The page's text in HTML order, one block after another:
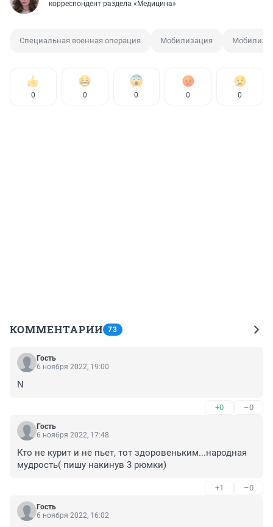
корреспондент раздела «Медицина»
Специальная военная операция Мобилизация
0 0 0 0 0
КОММЕНТАРИИ 73
Гость
6 ноября 2022, 19:00
N
+0 –0
Гость
6 ноября 2022, 17:48
Кто не курит и не пьет, тот здоровеньким...народная
мудрость( пишу накинув 3 рюмки)
+1 –0
Гость
6 ноября 2022, 16:02